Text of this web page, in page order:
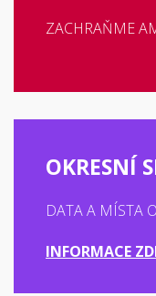
ZACHRAŇME
OKRESNÍ
DATA A MÍSTA
INFORMACE